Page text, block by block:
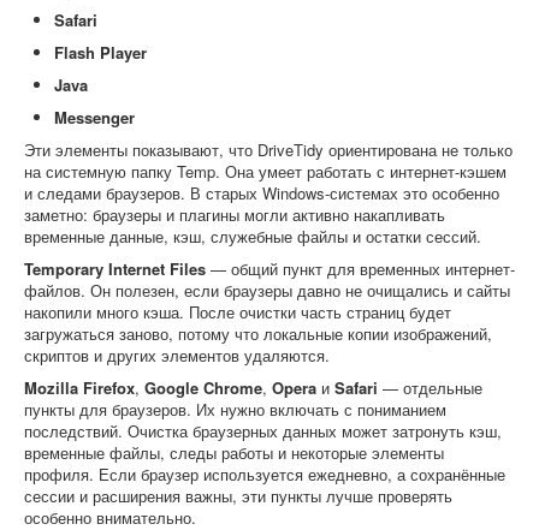
Safari
Flash Player
Java
Messenger
Эти элементы показывают, что DriveTidy ориентирована не только
на системную папку Temp. Она умеет работать с интернет-кэшем
и следами браузеров. В старых Windows-системах это особенно
заметно: браузеры и плагины могли активно накапливать
временные данные, кэш, служебные файлы и остатки сессий.
Temporary Internet Files — общий пункт для временных интернет-
файлов. Он полезен, если браузеры давно не очищались и сайты
накопили много кэша. После очистки часть страниц будет
загружаться заново, потому что локальные копии изображений,
скриптов и других элементов удаляются.
Mozilla Firefox, Google Chrome, Opera и Safari — отдельные
пункты для браузеров. Их нужно включать с пониманием
последствий. Очистка браузерных данных может затронуть кэш,
временные файлы, следы работы и некоторые элементы
профиля. Если браузер используется ежедневно, а сохранённые
сессии и расширения важны, эти пункты лучше проверять
особенно внимательно.